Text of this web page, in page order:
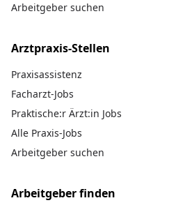
Arbeitgeber suchen
Arztpraxis-Stellen
Praxisassistenz
Facharzt-Jobs
Praktische:r Ärzt:in Jobs
Alle Praxis-Jobs
Arbeitgeber suchen
Arbeitgeber finden